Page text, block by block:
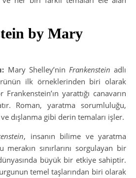
by Mary
Mary Shelley’nin Frankenstein adlı
ilk örneklerinden biri olarak
yarattığı canavarın
Roman, yaratma sorumluluğu,
ve dışlanma gibi derin temaları işler.
, insanın bilime ve yaratma
merakın sınırlarını sorgulayan bir
büyük bir etkiye sahiptir.
temel taşlarından biri olarak